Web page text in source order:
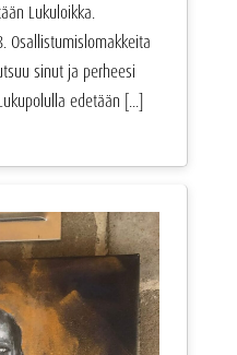
Lukuloikka.
Osallistumislomakkeita
sinut ja perheesi
edetään [...]